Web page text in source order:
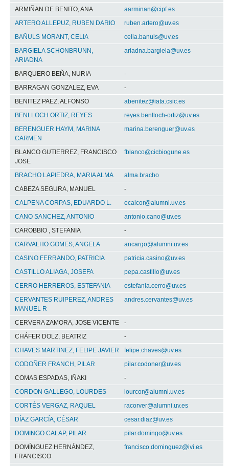
ARMIÑAN DE BENITO, ANA
aarminan@cipf.es
ARTERO ALLEPUZ, RUBEN DARIO
ruben.artero@uv.es
BAÑULS MORANT, CELIA
celia.banuls@uv.es
BARGIELA SCHONBRUNN,
ARIADNA
ariadna.bargiela@uv.es
BARQUERO BEÑA, NURIA
-
BARRAGAN GONZALEZ, EVA
-
BENITEZ PAEZ, ALFONSO
abenitez@iata.csic.es
BENLLOCH ORTIZ, REYES
reyes.benlloch-ortiz@uv.es
BERENGUER HAYM, MARINA
CARMEN
marina.berenguer@uv.es
BLANCO GUTIERREZ, FRANCISCO
JOSE
fblanco@cicbiogune.es
BRACHO LAPIEDRA, MARIA ALMA
alma.bracho
CABEZA SEGURA, MANUEL
-
CALPENA CORPAS, EDUARDO L.
ecalcor@alumni.uv.es
CANO SANCHEZ, ANTONIO
antonio.cano@uv.es
CAROBBIO , STEFANIA
-
CARVALHO GOMES, ANGELA
ancargo@alumni.uv.es
CASINO FERRANDO, PATRICIA
patricia.casino@uv.es
CASTILLO ALIAGA, JOSEFA
pepa.castillo@uv.es
CERRO HERREROS, ESTEFANIA
estefania.cerro@uv.es
CERVANTES RUIPEREZ, ANDRES
MANUEL R
andres.cervantes@uv.es
CERVERA ZAMORA, JOSE VICENTE
-
CHÁFER DOLZ, BEATRIZ
-
CHAVES MARTINEZ, FELIPE JAVIER
felipe.chaves@uv.es
CODOÑER FRANCH, PILAR
pilar.codoner@uv.es
COMAS ESPADAS, IÑAKI
-
CORDON GALLEGO, LOURDES
lourcor@alumni.uv.es
CORTÉS VERGAZ, RAQUEL
racorver@alumni.uv.es
DÍAZ GARCÍA, CÉSAR
cesar.diaz@uv.es
DOMINGO CALAP, PILAR
pilar.domingo@uv.es
DOMÍNGUEZ HERNÁNDEZ,
FRANCISCO
francisco.dominguez@ivi.es